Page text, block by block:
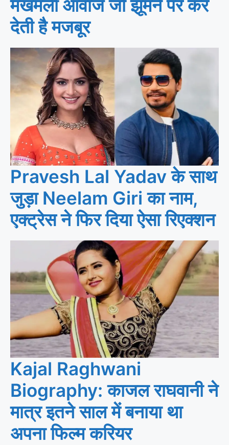
मखमली आवाज जो झूमने पर कर
देती है मजबूर
Pravesh Lal Yadav के साथ
जुड़ा Neelam Giri का नाम,
एक्ट्रेस ने फिर दिया ऐसा रिएक्शन
Kajal Raghwani
Biography: काजल राघवानी ने
मात्र इतने साल में बनाया था
अपना फिल्म करियर